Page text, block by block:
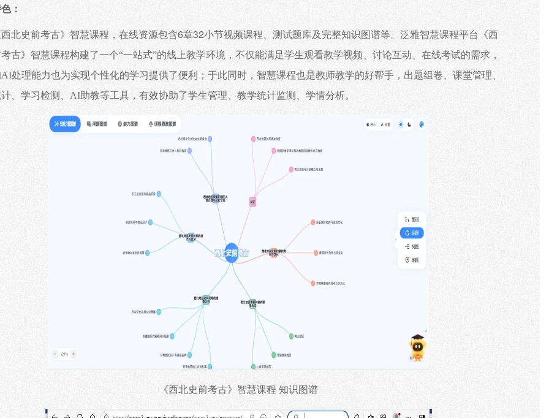
：
北史前考古》智慧课程，在线资源包含6章32小节视频课程、 测试题库及完整知识图谱等。泛雅智慧课程平台《西
古》智慧课程构建了一个“一站式”的线上教学环境，不仅能满足学生观看教学视频、讨论互动、在线考试的需求，
处理能力也为实现个性化的学习提供了便利；于此同时，智慧课程也是教师教学的好帮手，出题组卷、课堂管理、
、学习检测、AI助教等工具，有效协助了学生管理、教学统计监测、学情分析。
《西北史前考古》智慧课程 知识图谱